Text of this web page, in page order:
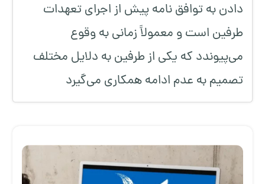
دادن به توافق نامه پیش از اجرای تعهدات
طرفین است و معمولاً زمانی به وقوع
می‌پیوندد که یکی از طرفین به دلایل مختلف
تصمیم به عدم ادامه همکاری می‌گیرد